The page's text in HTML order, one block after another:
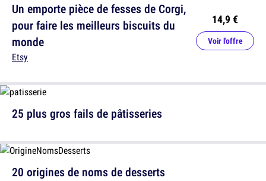
Un emporte pièce de fesses de Corgi,
pour faire les meilleurs biscuits du
monde
Etsy
14,9 €
Voir l'offre
20 origines de noms de desserts
25 plus gros fails de pâtisseries